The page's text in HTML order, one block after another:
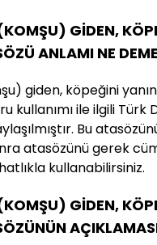
GİDEN,
ANLAMI NE
giden, köpeğini
kullanımı ile ilgili Türk
Bu
atasözünü gerek
kullanabilirsiniz.
GİDEN,